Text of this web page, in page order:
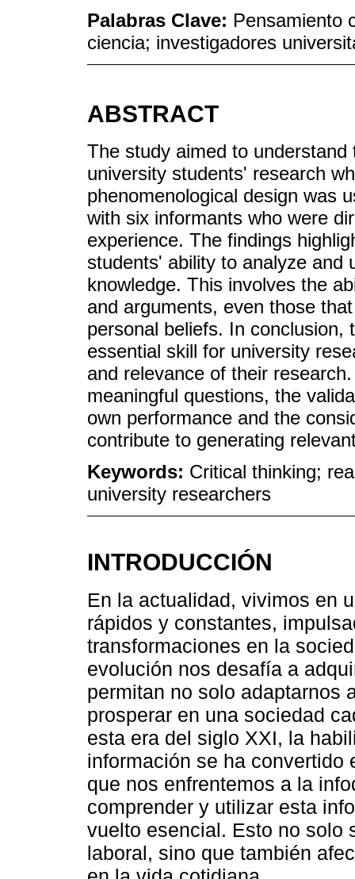
Palabras Clave: Pensamiento
ciencia; investigadores
ABSTRACT
The study aimed to
university students' research
phenomenological design was
with six informants who were
experience. The findings
students' ability to analyze and
knowledge. This involves the
and arguments, even those
personal beliefs. In
essential skill for university
and relevance of their
meaningful questions, the
own performance and the
contribute to generating
Keywords: Critical thinking;
university researchers
INTRODUCCIÓN
En la actualidad, vivimos en
rápidos y constantes,
transformaciones en la
evolución nos desafía a
permitan no solo adaptarnos
prosperar en una sociedad
esta era del siglo XXI, la
información se ha
que nos enfrentemos a la
comprender y utilizar esta
vuelto esencial. Esto no solo
laboral, sino que también